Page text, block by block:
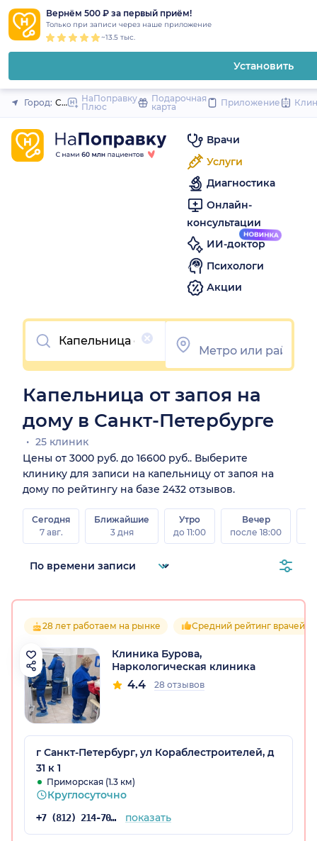
Вернём 500 ₽ за первый приём!
Только при записи через наше приложение
~13.5 тыс.
Установить
Закрыть
Город: Санкт-Петербург
НаПоправку
Плюс
Подарочная
карта
Приложение
Врачи
Услуги
Диагностика
Онлайн-
консультации
ИИ-доктор
Психологи
Акции
Очистить
Капельница от запоя на
дому в Санкт-Петербурге
25 клиник
Цены от 3000 руб. до 16600 руб.. Выберите
клинику для записи на капельницу от запоя на
дому по рейтингу на базе 2432 отзывов.
Сегодня
7 авг.
Ближайшие
3 дня
Утро
до 11:00
Вечер
после 18:00
28 лет работаем на рынке Средний рейтинг врачей
Клиника Бурова,
Наркологическая клиника
4.4 28 отзывов
г Санкт-Петербург, ул Кораблестроителей, д
31 к 1
Приморская (1.3 км)
Круглосуточно
+7 (812) 214-70-65 показать